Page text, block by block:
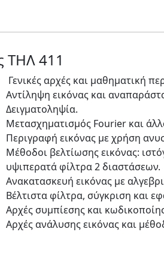
ΤΗΛ 411
Γενικές αρχές και μαθηματική
Αντίληψη εικόνας και
Δειγματοληψία.
Μετασχηματισμός Fourier και
Περιγραφή εικόνας με χρήση
Μέθοδοι βελτίωσης εικόνας:
υψιπερατά φίλτρα 2 διαστάσεων.
Ανακατασκευή εικόνας με
Βέλτιστα φίλτρα, σύγκριση και
Αρχές συμπίεσης και
Αρχές ανάλυσης εικόνας και